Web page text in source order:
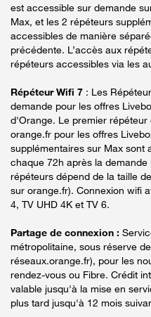
est accessible sur demande
Max, et les 2 répéteurs
accessibles de manière
précédente. L’accès aux
répéteurs accessibles via les
Répéteur Wifi 7 : Les
demande pour les offres
d'Orange. Le premier
orange.fr pour les offres
supplémentaires sur Max sont
chaque 72h après la
répéteurs dépend de la taille
sur orange.fr). Connexion wifi
4, TV UHD 4K et TV 6.
Partage de connexion :
métropolitaine, sous réserve
réseaux.orange.fr), pour les
rendez-vous ou Fibre. Crédit
valable jusqu'à la mise en
plus tard jusqu'à 12 mois